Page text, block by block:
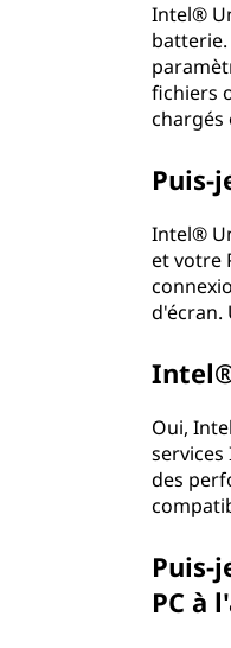
Intel®
fichiers
chargés
Puis-
Intel®
et votre
d'écran.
Oui,
des
Puis-
PC à